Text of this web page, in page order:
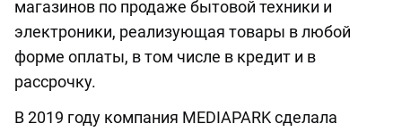
магазинов по продаже бытовой техники и
электроники, реализующая товары в любой
форме оплаты, в том числе в кредит и в
рассрочку.
В 2019 году компания MEDIAPARK сделала